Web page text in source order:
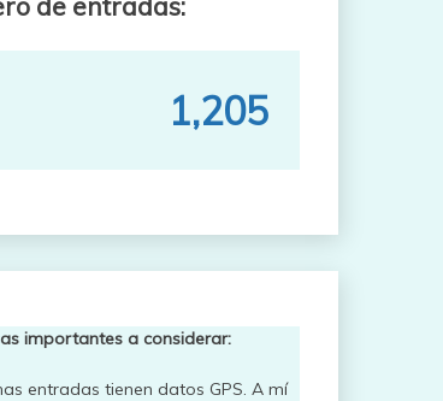
1,205
importantes a considerar:
entradas tienen datos GPS. A mí